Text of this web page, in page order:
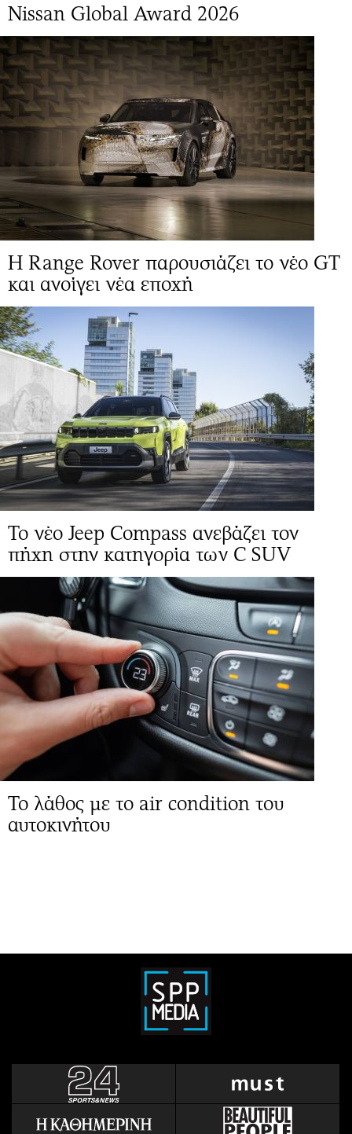
Νissan Global Award 2026
Η Range Rover παρουσιάζει το νέο GT
και ανοίγει νέα εποχή
Το νέο Jeep Compass ανεβάζει τον
πήχη στην κατηγορία των C SUV
Το λάθος με το air condition του
αυτοκινήτου